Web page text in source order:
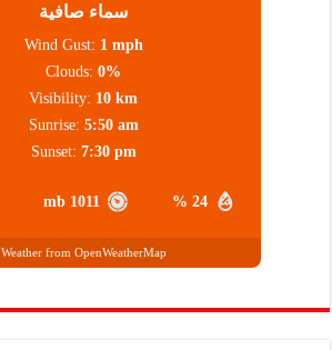
سماء صافية
24 %
1011 mb
Wind Gust: 1 mph
Clouds: 0%
Visibility: 10 km
Sunrise: 5:50 am
Sunset: 7:30 pm
Weather from OpenWeatherMap